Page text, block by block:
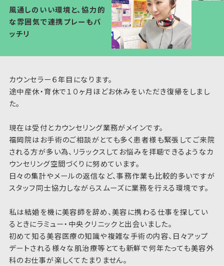
風通しのいい環境と、協力的
な雰囲気で連携プレーもバ
ッチリ
カウンセラー６年目になります。
途中産休・育休で１０ヶ月ほどお休みをいただき復帰をしまし
た。
現在は受付とカウンセリング業務がメインです。
福岡院はお手術のご相談がとても多く患者様も緊張してご来院
される方が多い為、リラックスしてお悩みを拝聴できるようなカ
ウンセリング空間づくりに努めています。
日々の集計やメールの返信など、事務作業も比較的多いですが
スタッフ同士協力しながらスムーズに業務を行える環境です。
私は結婚を機に美容師を辞め、美容に携わる仕事を探してい
るときにラミュー・中央クリニックと出会いました。
初めて知る美容医療の知識や複雑な手術の内容、日々アップ
デートされる様々な肌治療等とても新鮮で何年たっても美容外
科のお仕事が楽しくてたまりません。